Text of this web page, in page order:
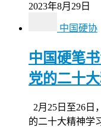
2023年8月29日
中国硬协
中国硬笔
党的二十
2月25日至26日
的二十大精神学